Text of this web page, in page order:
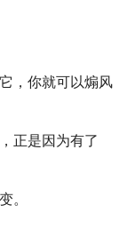
，你就可以煽风
正是因为有了
。